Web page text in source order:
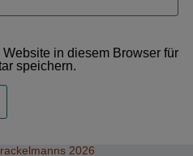
in diesem Browser für
speichern.
2026